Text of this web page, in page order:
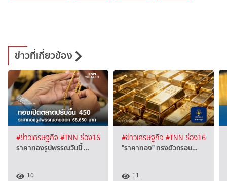
ข่าวที่เกี่ยวข้อง
#ข่าวเศรษฐกิจ #TNN ช่อง16
ราคาทองรูปพรรณวันนี้ …
10
#ข่าวเศรษฐกิจ #TNN ช่อง16
"ราคาทอง" ทรงตัวกรอบ…
11